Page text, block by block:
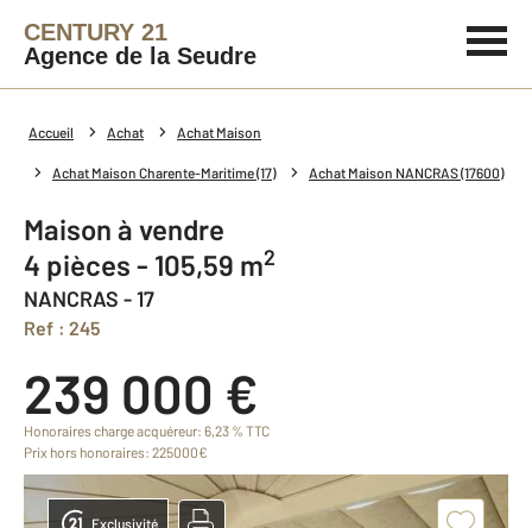
CENTURY 21
Agence de la Seudre
Accueil Achat Achat Maison
Achat Maison Charente-Maritime (17) Achat Maison NANCRAS (17600)
Maison à vendre
4 pièces - 105,59 m2
NANCRAS - 17
Ref : 245
239 000 €
Honoraires charge acquéreur: 6,23 % TTC
Prix hors honoraires: 225000€
Exclusivité